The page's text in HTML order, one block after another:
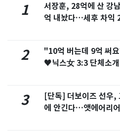
1
서장훈, 28억에 산 강
억 내놨다…세후 차익
2
"10억 버는데 9억 써
♥닉스女 3:3 단체소
3
[단독] 더보이즈 선우,
에 안긴다…앳에어리